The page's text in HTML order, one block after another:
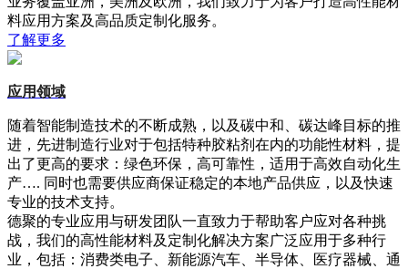
料应用方案及高品质定制化服务。
了解更多
应用领域
随着智能制造技术的不断成熟，以及碳中和、碳达峰目标的推
进，先进制造行业对于包括特种胶粘剂在内的功能性材料，提
出了更高的要求：绿色环保，高可靠性，适用于高效自动化生
产…. 同时也需要供应商保证稳定的本地产品供应，以及快速
专业的技术支持。
德聚的专业应用与研发团队一直致力于帮助客户应对各种挑
战，我们的高性能材料及定制化解决方案广泛应用于多种行
业，包括：消费类电子、新能源汽车、半导体、医疗器械、通